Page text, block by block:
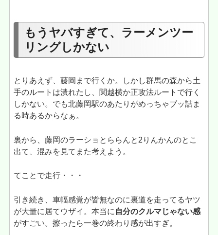
もうヤバすぎて、ラーメンツー
リングしかない
とりあえず、藤岡まで行くか。しかし群馬の森から土
手のルートは潰れたし、関越横か正攻法ルートで行く
しかない。でも北藤岡駅のあたりがめっちゃブッ詰ま
る時あるからなぁ。
裏から、藤岡のラーショとららんと2りんかんのとこ
出て、混みを見てまた考えよう。
てことで走行・・・
引き続き、車幅感覚が皆無なのに裏道を走ってるヤツ
が大量に居てウザイ。本当に 自分のクルマじゃない感
がすごい。擦ったら一巻の終わり感が出すぎ。